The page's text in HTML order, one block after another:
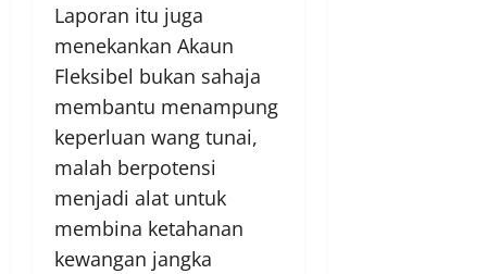
Laporan itu juga
menekankan Akaun
Fleksibel bukan sahaja
membantu menampung
keperluan wang tunai,
malah berpotensi
menjadi alat untuk
membina ketahanan
kewangan jangka